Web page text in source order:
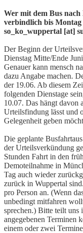
Wer mit dem Bus nach
verbindlich bis
so_ko_wuppertal [at]
Der Beginn der
Dienstag Mitte/Ende
Genauer kann mensch
dazu Angabe machen.
der 19.06. Ab diesem
folgenden Dienstage
10.07. Das hängt davon
Urteilsfindung lässt und
Gelegenheit geben
Die geplante
der Urteilsverkündung
Stunden Fahrt in den
Demoteilnahme in
Tag auch wieder
zurück in Wuppertal
pro Person an. (Wenn
unbedingt mitfahren
sprechen.) Bitte teilt
angegebenen Terminen
einem oder zwei